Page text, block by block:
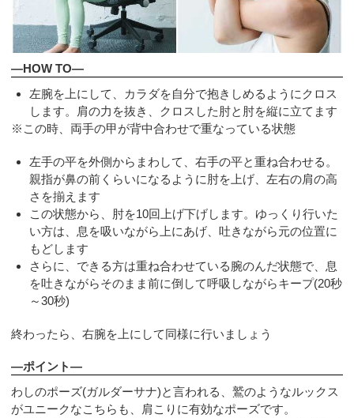
—HOW TO—
左腕を上にして、カラダを自分で抱きしめるようにクロス
します。肩の力を抜き、クロスした肘と肘を縦に立てます
※この時、両手の甲が背中合わせで重なっている状態
左手の平を外側からまわして、右手の平と重ね合わせる。
親指が鼻の前くらいになるように肘を上げ、左右の肩の高
さを揃えます
この状態から、肘を10回上げ下げします。ゆっくり行いた
い方は、息を吸いながら上にあげ、吐きながら元の位置に
もどします
さらに、できる方は重ね合わせている腕のんだ状態で、息
を吐きながらそのまま前に倒して呼吸しながらキープ(20秒
～30秒)
終わったら、右腕を上にして同様に行いましょう
—ポイント—
わしのポーズ(ガルダーサナ)と言われる、鷲のようなルックス
がユニークなこちらも、肩こりに有効なポーズです。